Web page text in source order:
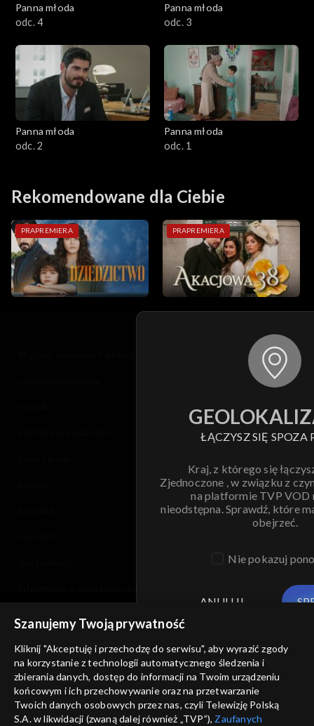
Panna młoda
odc. 4
Panna młoda
odc. 3
Panna młoda
odc. 2
Panna młoda
odc. 1
Rekomendowane dla Ciebie
PRAPREMIERA PRAPREMIERA
ŁĄCZYSZ SIĘ SPOZA
Kraj, z którego się
Zjednoczone , w związku z
na platformie TVP VOD
nieodstępna. Sprawdź, które
obejrzeć.
Nie pokazuj
ANULUJ
Szanujemy Twoją prywatność
Kliknij "Akceptuję i przechodzę do serwisu", aby wyrazić zgody
na korzystanie z technologii automatycznego śledzenia i
zbierania danych, dostęp do informacji na Twoim urządzeniu
końcowym i ich przechowywanie oraz na przetwarzanie
Twoich danych osobowych przez nas, czyli Telewizję Polską
S.A. w likwidacji (zwaną dalej również „TVP”), Zaufanych